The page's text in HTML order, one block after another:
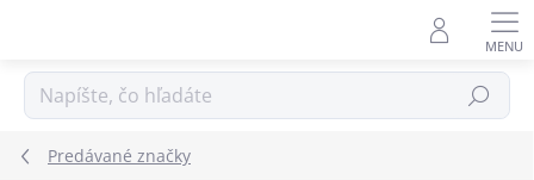
Hľadať
Predávané značky